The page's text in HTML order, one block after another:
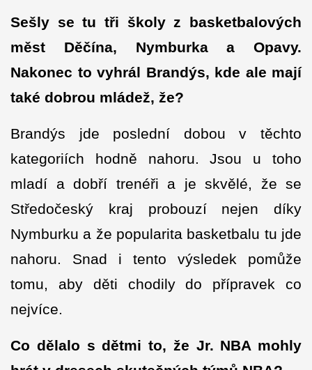
Sešly se tu tři školy z basketbalových
měst Děčína, Nymburka a Opavy.
Nakonec to vyhrál Brandýs, kde ale mají
také dobrou mládež, že?
Brandýs jde poslední dobou v těchto
kategoriích hodně nahoru. Jsou u toho
mladí a dobří trenéři a je skvělé, že se
Středočeský kraj probouzí nejen díky
Nymburku a že popularita basketbalu tu jde
nahoru. Snad i tento výsledek pomůže
tomu, aby děti chodily do přípravek co
nejvíce.
Co dělalo s dětmi to, že Jr. NBA mohly